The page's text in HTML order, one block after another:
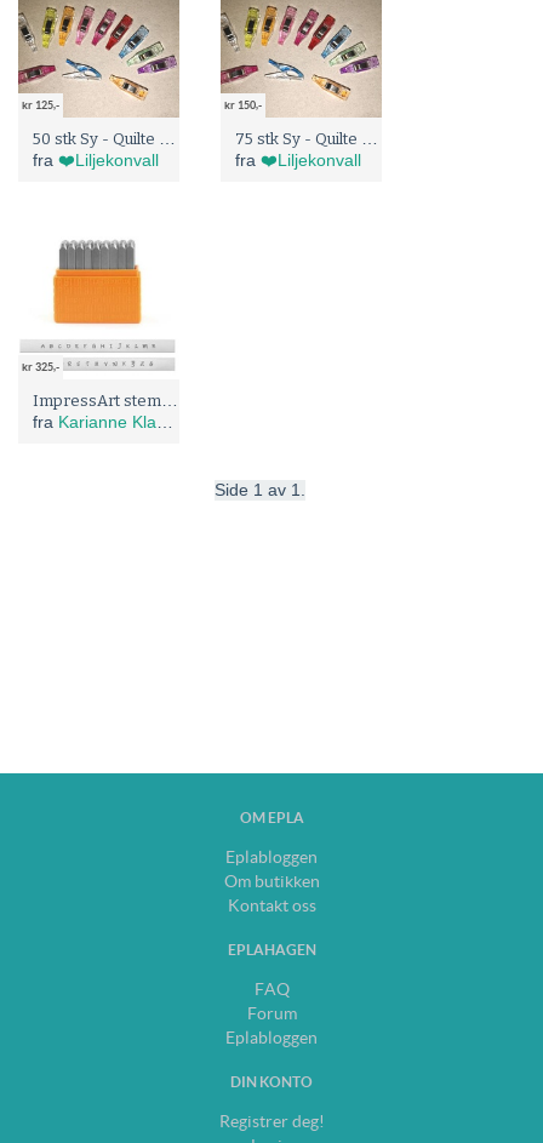
kr 125,-
fra ❤️Liljekonvall
kr 150,-
fra ❤️Liljekonvall
kr 325,-
fra Karianne Klausen
Side 1 av 1.
OM EPLA
Eplabloggen
Om butikken
Kontakt oss
EPLAHAGEN
FAQ
Forum
Eplabloggen
DIN KONTO
Registrer deg!